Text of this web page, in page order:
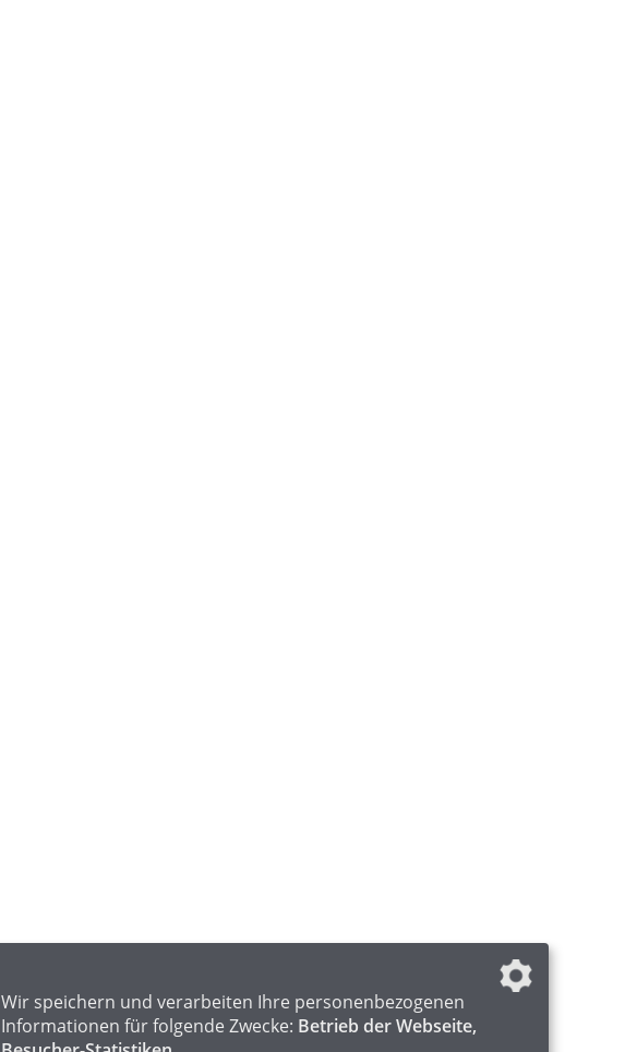
IMPRESSUM FAQ
Wir speichern und verarbeiten Ihre personenbezogenen
Informationen für folgende Zwecke: Betrieb der Webseite,